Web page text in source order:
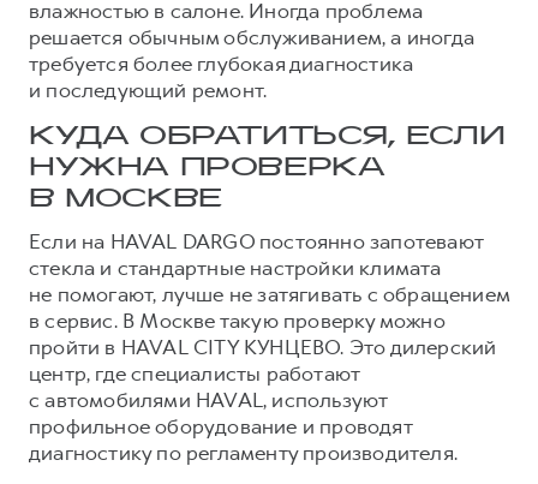
влажностью в салоне. Иногда проблема
решается обычным обслуживанием, а иногда
требуется более глубокая диагностика
и последующий ремонт.
КУДА ОБРАТИТЬСЯ, ЕСЛИ
НУЖНА ПРОВЕРКА
В МОСКВЕ
Если на HAVAL DARGO постоянно запотевают
стекла и стандартные настройки климата
не помогают, лучше не затягивать с обращением
в сервис. В Москве такую проверку можно
пройти в HAVAL CITY КУНЦЕВО. Это дилерский
центр, где специалисты работают
с автомобилями HAVAL, используют
профильное оборудование и проводят
диагностику по регламенту производителя.